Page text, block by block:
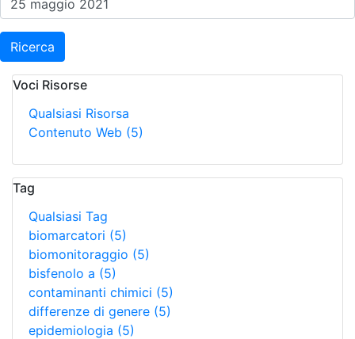
Ricerca
Voci Risorse
Qualsiasi Risorsa
Contenuto Web (5)
Tag
Qualsiasi Tag
biomarcatori (5)
biomonitoraggio (5)
bisfenolo a (5)
contaminanti chimici (5)
differenze di genere (5)
epidemiologia (5)